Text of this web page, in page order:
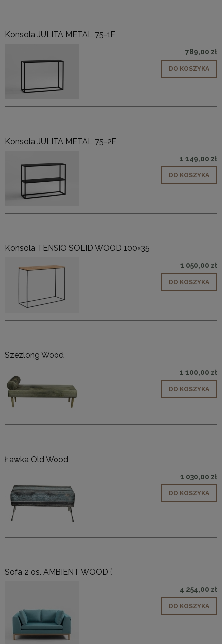
Konsola JULITA METAL 75-1F
789,00 zł
DO KOSZYKA
Konsola JULITA METAL 75-2F
1 149,00 zł
DO KOSZYKA
Konsola TENSIO SOLID WOOD 100×35
1 050,00 zł
DO KOSZYKA
Szezlong Wood
1 100,00 zł
DO KOSZYKA
Ławka Old Wood
1 030,00 zł
DO KOSZYKA
Sofa 2 os. AMBIENT WOOD (
4 254,00 zł
DO KOSZYKA